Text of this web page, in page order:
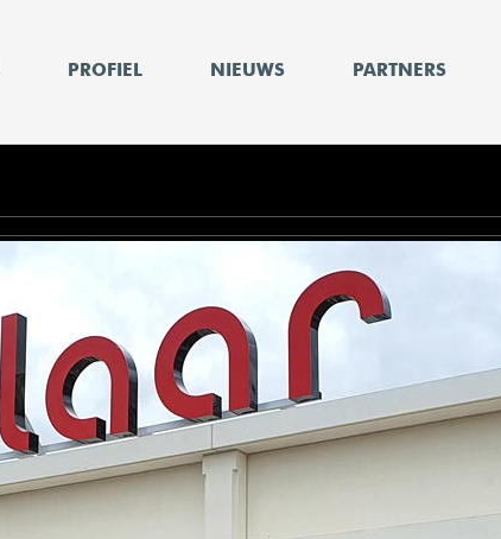
PROFIEL NIEUWS PARTNERS